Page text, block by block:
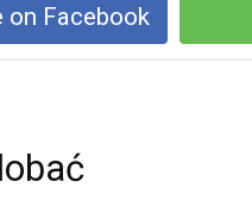
on Facebook